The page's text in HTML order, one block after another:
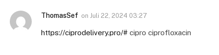
ThomasSef on Juli 22, 2024 03:27
https://ciprodelivery.pro/# cipro ciprofloxacin